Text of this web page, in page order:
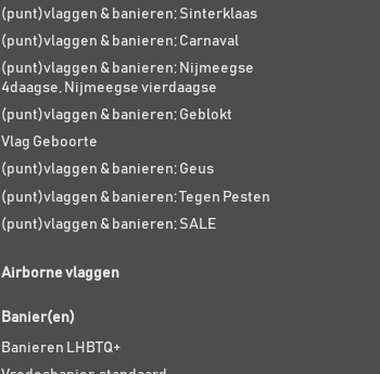
(punt)vlaggen & banieren; Sinterklaas
(punt)vlaggen & banieren; Carnaval
(punt)vlaggen & banieren; Nijmeegse
4daagse, Nijmeegse vierdaagse
(punt)vlaggen & banieren; Geblokt
Vlag Geboorte
(punt)vlaggen & banieren; Geus
(punt)vlaggen & banieren; Tegen Pesten
(punt)vlaggen & banieren; SALE
Airborne vlaggen
Banier(en)
Banieren LHBTQ+